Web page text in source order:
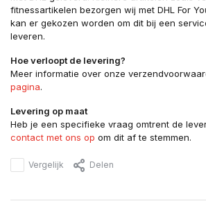
fitnessartikelen bezorgen wij met DHL For
kan er gekozen worden om dit bij een
leveren.
Hoe verloopt de levering?
Meer informatie over onze
pagina.
Levering op maat
Heb je een specifieke vraag omtrent de
contact met ons op om dit af te stemmen.
Vergelijk Delen